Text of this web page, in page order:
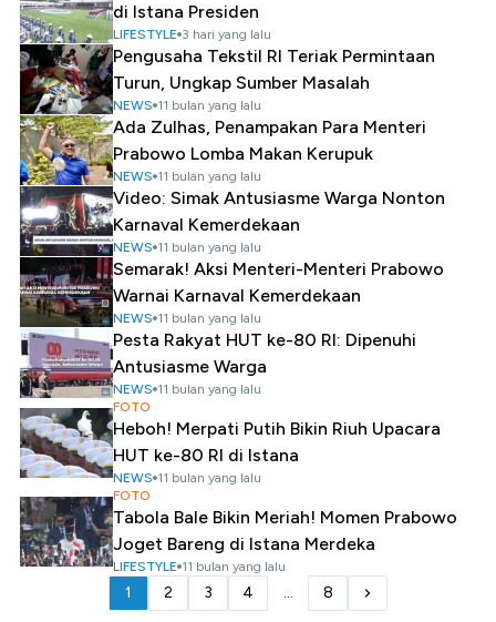
di Istana Presiden
LIFESTYLE 3 hari yang lalu
Pengusaha Tekstil RI Teriak Permintaan
Turun, Ungkap Sumber Masalah
NEWS 11 bulan yang lalu
Ada Zulhas, Penampakan Para Menteri
Prabowo Lomba Makan Kerupuk
NEWS 11 bulan yang lalu
Video: Simak Antusiasme Warga Nonton
Karnaval Kemerdekaan
NEWS 11 bulan yang lalu
Semarak! Aksi Menteri-Menteri Prabowo
Warnai Karnaval Kemerdekaan
NEWS 11 bulan yang lalu
Pesta Rakyat HUT ke-80 RI: Dipenuhi
Antusiasme Warga
NEWS 11 bulan yang lalu
FOTO
Heboh! Merpati Putih Bikin Riuh Upacara
HUT ke-80 RI di Istana
NEWS 11 bulan yang lalu
FOTO
Tabola Bale Bikin Meriah! Momen Prabowo
Joget Bareng di Istana Merdeka
LIFESTYLE 11 bulan yang lalu
1 2 3 4 ... 8